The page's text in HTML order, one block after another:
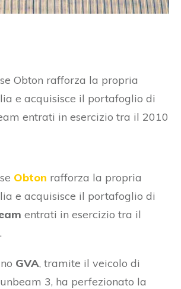
Obton rafforza la propria
e acquisisce il portafoglio di
entrati in esercizio tra il 2010
Obton rafforza la propria
e acquisisce il portafoglio di
entrati in esercizio tra il
GVA, tramite il veicolo di
3, ha perfezionato la